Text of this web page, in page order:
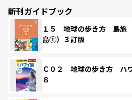
新刊ガイドブック
１５ 地球の歩き方 島旅
島①）３訂版
Ｃ０２ 地球の歩き方 ハ
８